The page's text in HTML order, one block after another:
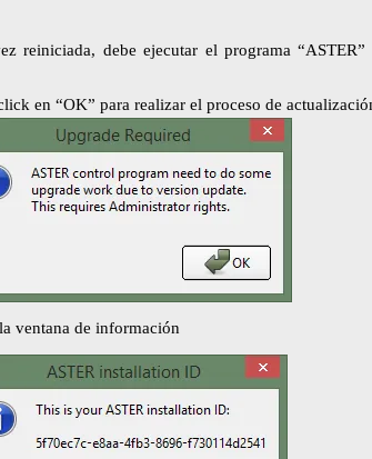
reiniciada, debe ejecutar el programa
en “OK” para realizar el proceso de
ventana de información